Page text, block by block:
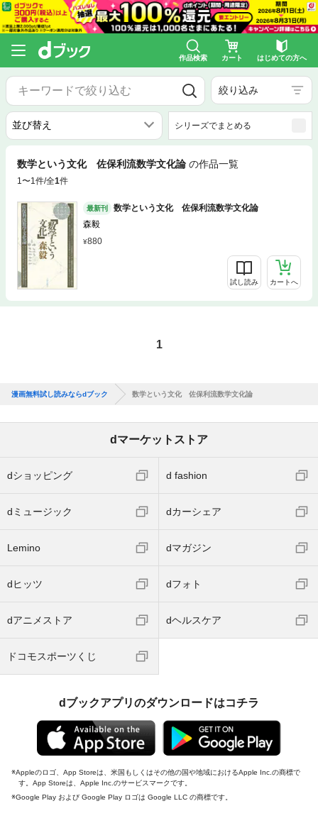
作品検索 カート はじめての方へ
絞り込み
シリーズでまとめる
数学という文化 佐保利流数学文化論 の作品一覧
1〜1件/全1件
最新刊
数学という文化 佐保利流数学文化論
森毅
880
試し読み カートへ
1
漫画無料試し読みならdブック 数学という文化 佐保利流数学文化論
dマーケットストア
dショッピング d fashion
dミュージック dカーシェア
Lemino dマガジン
dヒッツ dフォト
dアニメストア dヘルスケア
ドコモスポーツくじ
dブックアプリのダウンロードはコチラ
Appleのロゴ、App Storeは、米国もしくはその他の国や地域におけるApple Inc.の商標で
す。App Storeは、Apple Inc.のサービスマークです。
Google Play および Google Play ロゴは Google LLC の商標です。